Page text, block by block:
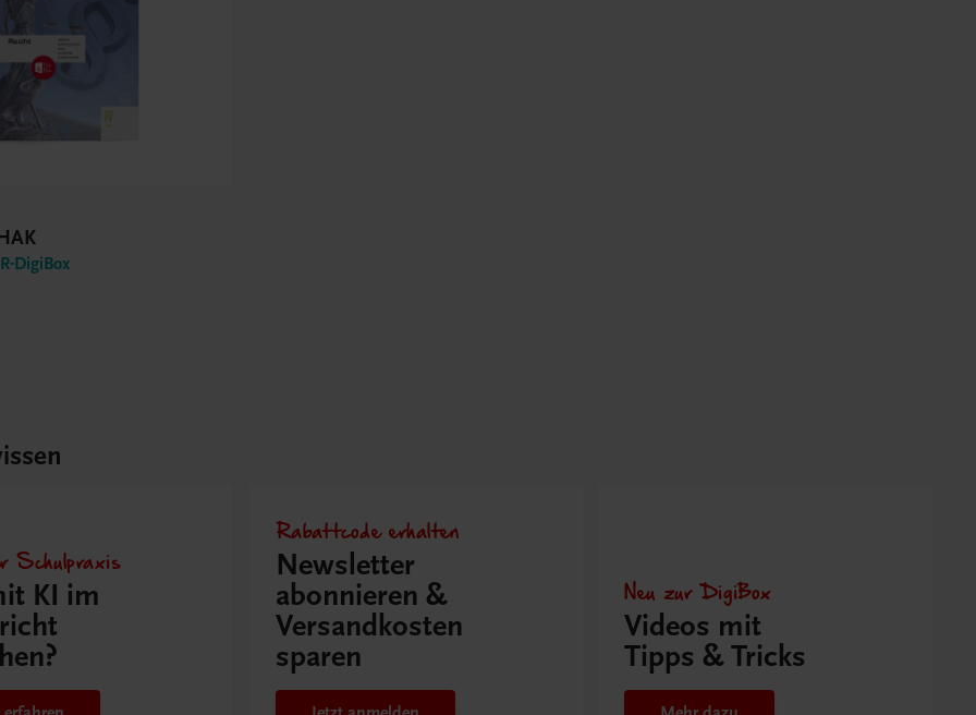
DigiBox
Schulpraxis
KI im
Rabattcode erhalten
Newsletter
abonnieren &
Versandkosten
sparen
Neu zur DigiBox
Videos mit
Tipps & Tricks